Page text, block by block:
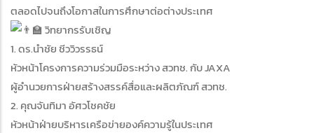
ตลอดไปจนถึงโอกาสในการศึกษาต่อต่างประเทศ
วิทยากรรับเชิญ
1. ดร.นำชัย ชีววิวรรธน์
หัวหน้าโครงการความร่วมมือระหว่าง สวทช. กับ JAXA
ผู้อำนวยการฝ่ายสร้างสรรค์สื่อและผลิตภัณฑ์ สวทช.
2. คุณจันทิมา อัศวโชคชัย
หัวหน้าฝ่ายบริหารเครือข่ายองค์ความรู้ในประเทศ